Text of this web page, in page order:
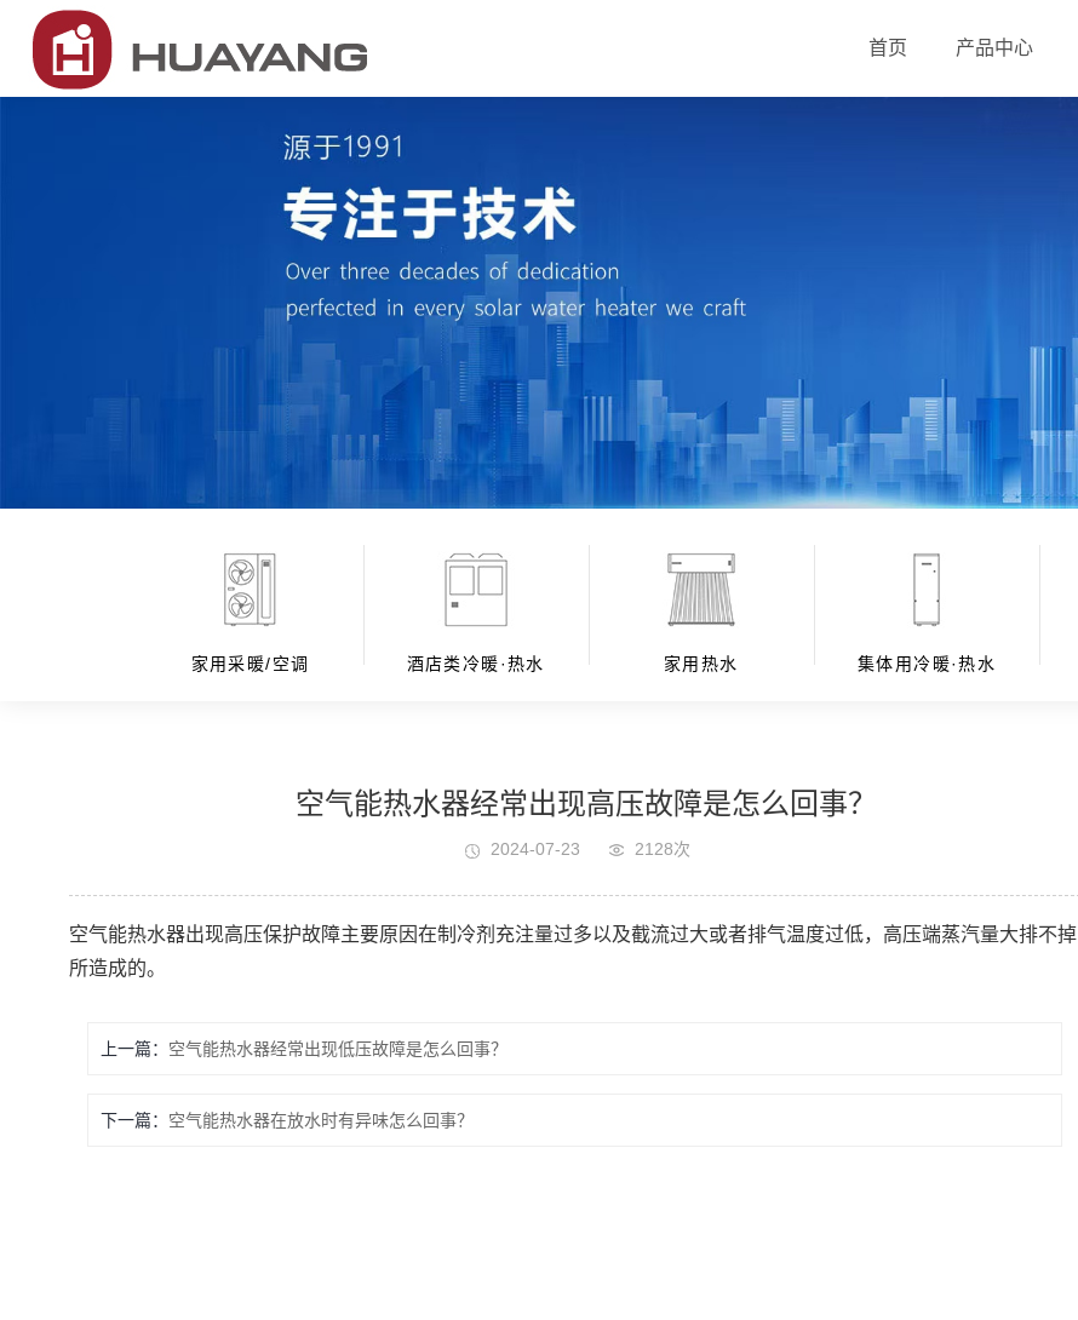
首页 产品中心
家用采暖/空调 酒店类冷暖·热水 家用热水 集体用冷暖·热水
空气能热水器经常出现高压故障是怎么回事？
2024-07-23 2128次
空气能热水器出现高压保护故障主要原因在制冷剂充注量过多以及截流过大或者排气温度过低，高压端蒸汽量大排不掉
所造成的。
上一篇： 空气能热水器经常出现低压故障是怎么回事？
下一篇： 空气能热水器在放水时有异味怎么回事？